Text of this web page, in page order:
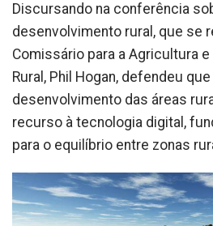
Discursando na conferência
desenvolvimento rural, que se
Comissário para a Agricultura
Rural, Phil Hogan, defendeu
desenvolvimento das áreas
recurso à tecnologia digital,
para o equilíbrio entre zonas